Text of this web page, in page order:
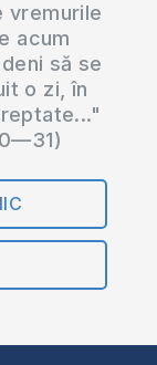
vremurile
acum
să se
o zi, în